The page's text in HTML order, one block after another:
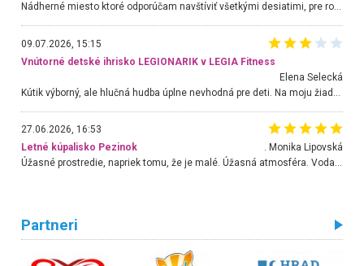
Nádherné miesto ktoré odporúčam navštíviť všetkými desiatimi, pre rodiny s deťmi, dôchodcom... Proste a jednoducho ozaj rozprávkový les.. určite ešte prídeme. Odniesli sme si na pamiatku krásne tričká,
09.07.2026, 15:15
Vnútorné detské ihrisko LEGIONARIK v LEGIA Fitness
Elena Selecká
27.06.2026, 16:53
Letné kúpalisko Pezinok
. Monika Lipovská
Úžasné prostredie, napriek tomu, že je malé. Úžasná atmosféra. Voda fantastická a nádherná. Ľudí je pomerne veľa, ale su mili a ohľaduplní. Je veľmi zaujímavé sledovať, ako dokážu spolu športovať cudzí ľudia a bez ohľadu na vek. Vládne tu pohoda. Vnuka neviem dostať z vody. Ďakujem za krásny deň . Urcite sa sem vrátim. Jediný problém je s parkovaním, ale aj ten sa mi podarilo vyriešiť. Monika Bratislava
Partneri